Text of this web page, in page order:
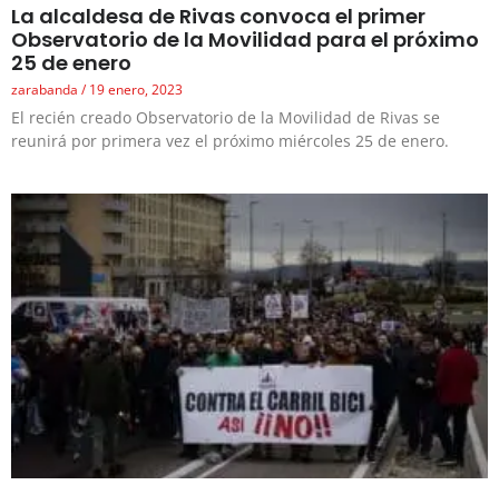
La alcaldesa de Rivas convoca el primer
Observatorio de la Movilidad para el próximo
25 de enero
zarabanda 19 enero, 2023
El recién creado Observatorio de la Movilidad de Rivas se
reunirá por primera vez el próximo miércoles 25 de enero.